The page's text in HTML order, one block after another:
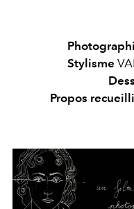
Stylisme
Propos